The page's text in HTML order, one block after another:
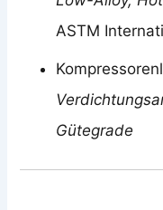
ASTM
Gütegrade